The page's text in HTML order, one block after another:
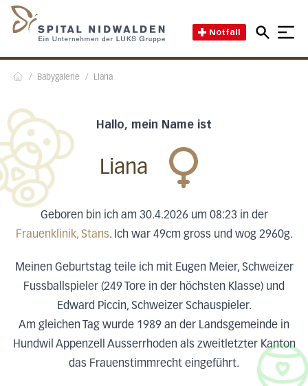
Notfall
/ Babygalerie / Liana
Hallo, mein Name ist
Liana
Geboren bin ich am 30.4.2026 um 08:23 in der
Frauenklinik, Stans. Ich war 49cm gross und wog 2960g.
Meinen Geburtstag teile ich mit Eugen Meier, Schweizer
Fussballspieler (249 Tore in der höchsten Klasse) und
Edward Piccin, Schweizer Schauspieler.
Am gleichen Tag wurde 1989 an der Landsgemeinde in
Hundwil Appenzell Ausserrhoden als zweitletzter Kanton
das Frauenstimmrecht eingeführt.